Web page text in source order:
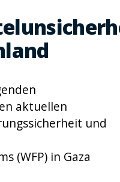
aktuellen
und
(WFP) in Gaza